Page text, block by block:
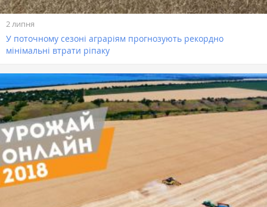
2 липня
У поточному сезоні аграріям прогнозують рекордно
мінімальні втрати ріпаку